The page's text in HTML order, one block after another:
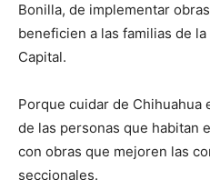
Bonilla, de implementar
beneficien a las familias de
Capital.
Porque cuidar de Chihuahua
de las personas que habitan
con obras que mejoren las
seccionales.